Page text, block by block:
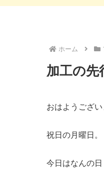
ホーム
加工の先
おはようござい
祝日の月曜日。
今日はなんの日